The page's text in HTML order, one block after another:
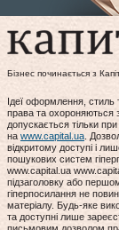
Бізнес починається з
Ідеї оформлення, стиль
права та охороняються
допускається тільки
на www.capital.ua.
відкритому доступі і
пошукових систем
www.capital.ua
підзаголовку або
гіперпосилання не
матеріалу. Будь-яке
та доступні лише